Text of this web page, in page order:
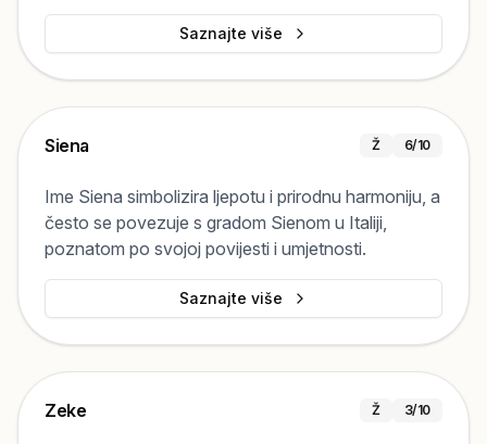
Saznajte više
Siena Ž 6/10
Ime Siena simbolizira ljepotu i prirodnu harmoniju, a
često se povezuje s gradom Sienom u Italiji,
poznatom po svojoj povijesti i umjetnosti.
Saznajte više
Zeke Ž 3/10